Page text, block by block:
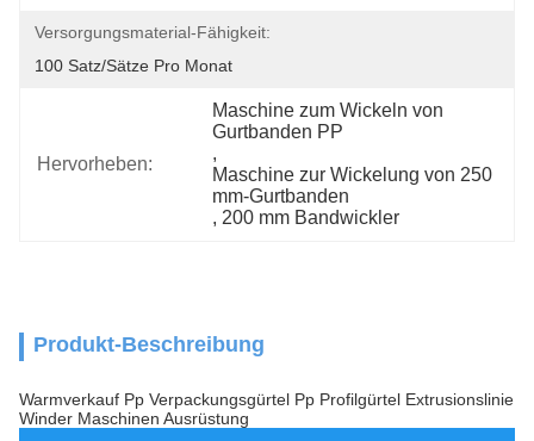
Versorgungsmaterial-Fähigkeit:
100 Satz/Sätze Pro Monat
Hervorheben:
Maschine zum Wickeln von
Gurtbanden PP
,
Maschine zur Wickelung von 250
mm-Gurtbanden
, 200 mm Bandwickler
Produkt-Beschreibung
Warmverkauf Pp Verpackungsgürtel Pp Profilgürtel Extrusionslinie
Winder Maschinen Ausrüstung